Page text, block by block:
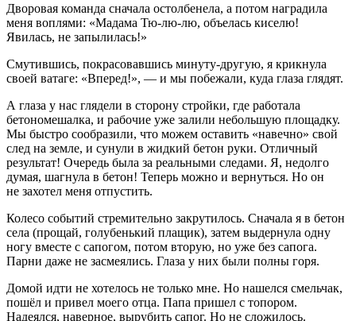
Дворовая команда сначала остолбенела, а потом наградила
меня воплями: «Мадама Тю-лю-лю, объелась киселю!
Явилась, не запылилась!»
Смутившись, покрасовавшись минуту-другую, я крикнула
своей ватаге: «Вперед!», — и мы побежали, куда глаза глядят.
А глаза у нас глядели в сторону стройки, где работала
бетономешалка, и рабочие уже залили небольшую площадку.
Мы быстро сообразили, что можем оставить «навечно» свой
след на земле, и сунули в жидкий бетон руки. Отличный
результат! Очередь была за реальными следами. Я, недолго
думая, шагнула в бетон! Теперь можно и вернуться. Но он
не захотел меня отпустить.
Колесо событий стремительно закрутилось. Сначала я в бетон
села (прощай, голубенький плащик), затем выдернула одну
ногу вместе с сапогом, потом вторую, но уже без сапога.
Парни даже не засмеялись. Глаза у них были полны горя.
Домой идти не хотелось не только мне. Но нашелся смельчак,
пошёл и привел моего отца. Папа пришел с топором.
Надеялся, наверное, вырубить сапог. Но не сложилось.